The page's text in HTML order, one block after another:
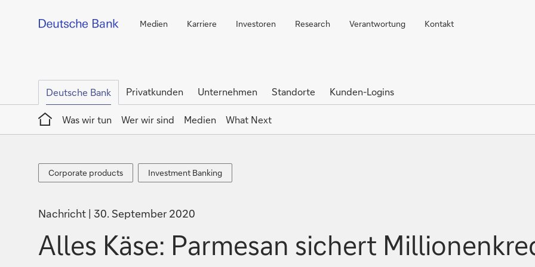
Medien Karriere Investoren Research Verantwortung Kontakt
Deutsche Bank Privatkunden Unternehmen Standorte
Kunden-Logins
Home
Was wir tun
Wer wir sind Medien What Next
Corporate
products
Corporate products
Investment
Banking
Investment Banking
Nachricht 30. September 2020
Alles Käse: Parmesan sichert